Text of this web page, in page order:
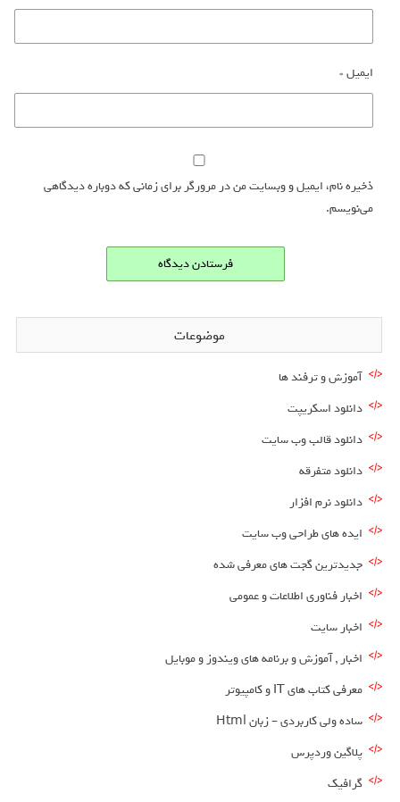
ایمیل*
ذخیره نام، ایمیل و وبسایت من در مرورگر برای زمانی که دوباره دیدگاهی
می‌نویسم.
موضوعات
آموزش و ترفند ها
دانلود اسکریپت
دانلود قالب وب سایت
دانلود متفرقه
دانلود نرم افزار
ایده های طراحی وب سایت
جدیدترین گجت های معرفی شده
اخبار فناوری اطلاعات و عمومی
اخبار سایت
اخبار , آموزش و برنامه های ویندوز و موبایل
معرفی کتاب های IT و کامپیوتر
ساده ولی کاربردی – زبان Html
پلاگین وردپرس
گرافیک